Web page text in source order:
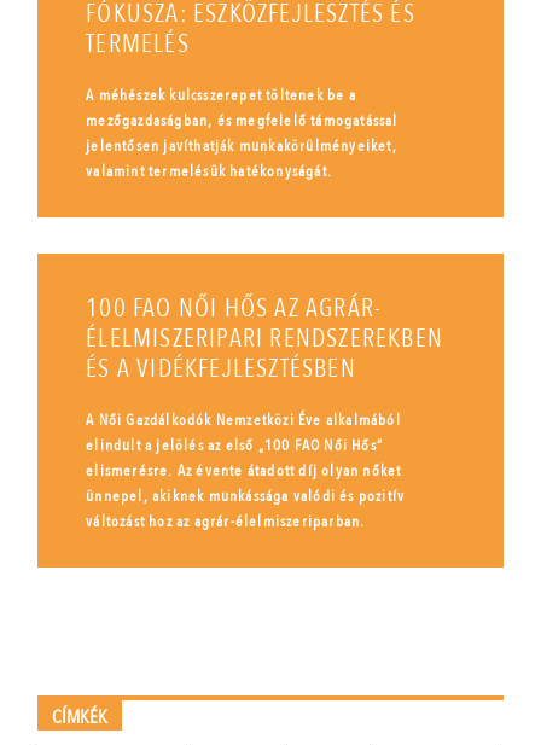
FÓKUSZA: ESZKÖZFEJLESZTÉS ÉS
TERMELÉS
A méhészek kulcsszerepet töltenek be a
mezőgazdaságban, és megfelelő támogatással
jelentősen javíthatják munkakörülményeiket,
valamint termelésük hatékonyságát.
100 FAO NŐI HŐS AZ AGRÁR-
ÉLELMISZERIPARI RENDSZEREKBEN
ÉS A VIDÉKFEJLESZTÉSBEN
A Női Gazdálkodók Nemzetközi Éve alkalmából
elindult a jelölés az első „100 FAO Női Hős”
elismerésre. Az évente átadott díj olyan nőket
ünnepel, akiknek munkássága valódi és pozitív
változást hoz az agrár-élelmiszeriparban.
CÍMKÉK